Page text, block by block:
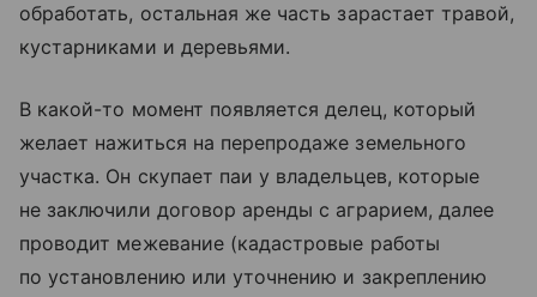
обработать, остальная же часть зарастает травой,
кустарниками и деревьями.
В какой-то момент появляется делец, который
желает нажиться на перепродаже земельного
участка. Он скупает паи у владельцев, которые
не заключили договор аренды с аграрием, далее
проводит межевание (кадастровые работы
по установлению или уточнению и закреплению